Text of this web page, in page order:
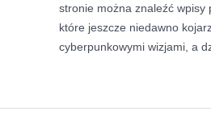
stronie można znaleźć wpisy
które jeszcze niedawno
cyberpunkowymi wizjami, a